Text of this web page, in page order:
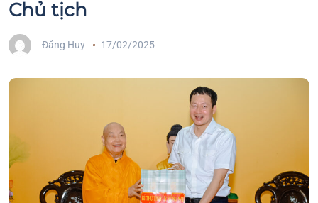
Chủ tịch
Đăng Huy 17/02/2025